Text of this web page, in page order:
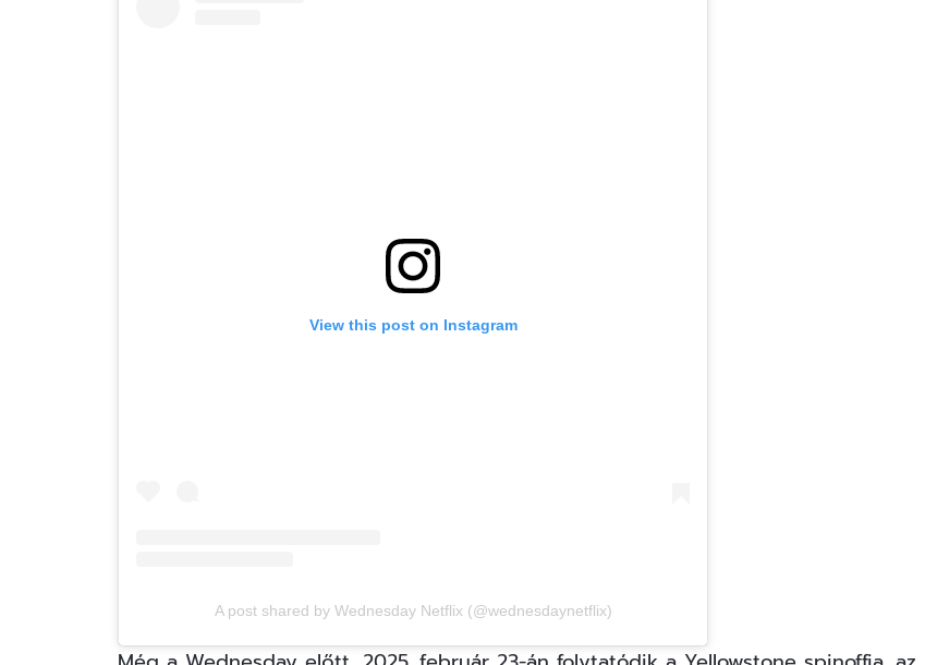
View this post on Instagram
A post shared by Wednesday Netflix (@wednesdaynetflix)